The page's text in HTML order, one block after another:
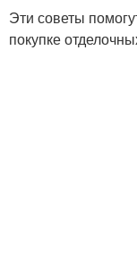
Эти советы
покупке